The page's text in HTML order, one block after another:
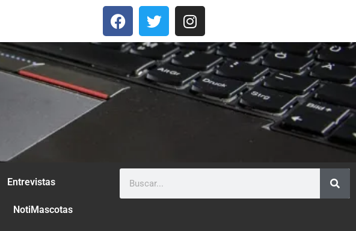
Entrevistas
NotiMascotas